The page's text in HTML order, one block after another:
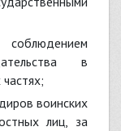
в
лиц, за